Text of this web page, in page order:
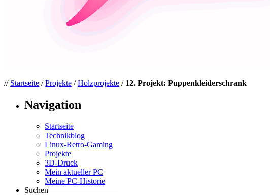
// Startseite /Projekte /Holzprojekte / 12. Projekt: Puppenkleiderschrank
Navigation
Startseite
Technikblog
Linux-Retro-Gaming
Projekte
3D-Druck
Mein aktueller PC
Meine PC-Historie
Suchen